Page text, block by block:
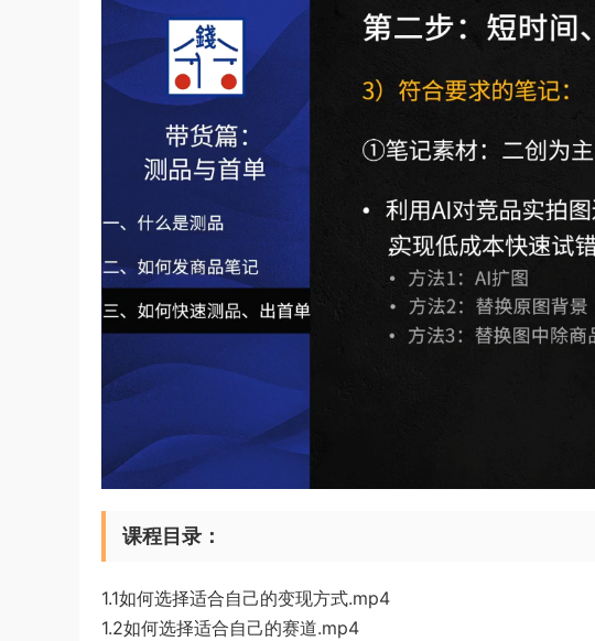
课程目录：
1.1如何选择适合自己的变现方式.mp4
1.2如何选择适合自己的赛道.mp4